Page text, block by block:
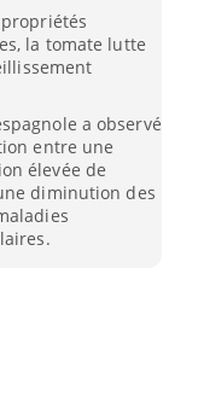
propriétés
la tomate lutte
a observé
entre une
élevée de
diminution des